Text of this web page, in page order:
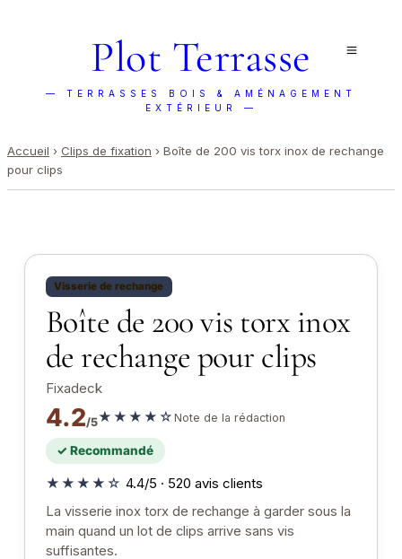
Plot Terrasse
— TERRASSES BOIS & AMÉNAGEMENT
EXTÉRIEUR —
Accueil › Clips de fixation › Boîte de 200 vis torx inox de rechange
pour clips
Visserie de rechange
Boîte de 200 vis torx inox
de rechange pour clips
Fixadeck
4.2/5★★★★☆ Note de la rédaction
✓ Recommandé
★★★★☆ 4.4/5 · 520 avis clients
La visserie inox torx de rechange à garder sous la
main quand un lot de clips arrive sans vis
suffisantes.